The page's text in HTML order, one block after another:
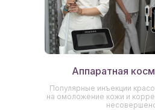
Аппаратная
Популярные инъекции
на омоложение кожи и
хотите